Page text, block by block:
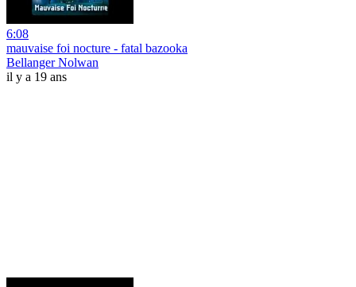
6:08
mauvaise foi nocture - fatal bazooka
Bellanger Nolwan
il y a 19 ans